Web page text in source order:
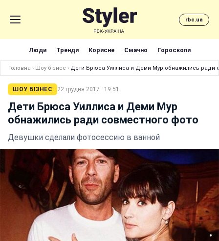
rbc.ua
Люди Тренди Корисне Смачно Гороскопи
Головна › Шоу бізнес › Дети Брюса Уиллиса и Деми Мур обнажились ради
ШОУ БІЗНЕС 22 грудня 2017 · 19:51
Дети Брюса Уиллиса и Деми Мур
обнажились ради совместного фото
Девушки сделали фотосессию в ванной